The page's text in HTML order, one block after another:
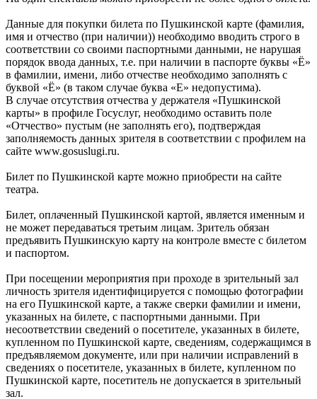
Данные для покупки билета по Пушкинской карте (фамилия,
имя и отчество (при наличии)) необходимо вводить строго в
соответствии со своими паспортными данными, не нарушая
порядок ввода данных, т.е. при наличии в паспорте буквы «Ё»
в фамилии, имени, либо отчестве необходимо заполнять с
буквой «Ё» (в таком случае буква «Е» недопустима).
В случае отсутствия отчества у держателя «Пушкинской
карты» в профиле Госуслуг, необходимо оставить поле
«Отчество» пустым (не заполнять его), подтверждая
заполняемость данных зрителя в соответствии с профилем на
сайте www.gosuslugi.ru.
Билет по Пушкинской карте можно приобрести на сайте
театра.
Билет, оплаченный Пушкинской картой, является именным и
не может передаваться третьим лицам. Зритель обязан
предъявить Пушкинскую карту на контроле вместе с билетом
и паспортом.
При посещении мероприятия при проходе в зрительный зал
личность зрителя идентифицируется с помощью фотографии
на его Пушкинской карте, а также сверки фамилии и имени,
указанных на билете, с паспортными данными. При
несоответствии сведений о посетителе, указанных в билете,
купленном по Пушкинской карте, сведениям, содержащимся в
предъявляемом документе, или при наличии исправлений в
сведениях о посетителе, указанных в билете, купленном по
Пушкинской карте, посетитель не допускается в зрительный
зал.